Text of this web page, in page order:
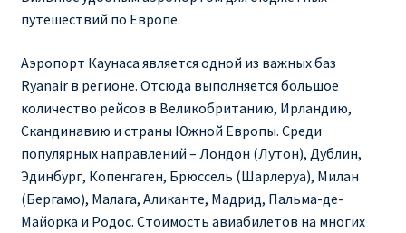
Херсона от € 15
RYANAIR.COM НА РУССКОМ – кнфтфшкюсщь
Авиабилеты Ryanair на Тенерифе от €15
АВИАБИЛЕТЫ RYANAIR ОТ € 12
путешествий по Европе.
Аэропорт Каунаса является одной из важных баз
Ryanair в регионе. Отсюда выполняется большое
количество рейсов в Великобританию, Ирландию,
Скандинавию и страны Южной Европы. Среди
популярных направлений – Лондон (Лутон), Дублин,
Эдинбург, Копенгаген, Брюссель (Шарлеруа), Милан
(Бергамо), Малага, Аликанте, Мадрид, Пальма-де-
Майорка и Родос. Стоимость авиабилетов на многих